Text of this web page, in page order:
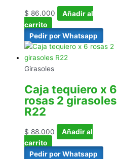
$ 86.000
Añadir al
carrito
Pedir por Whatsapp
Girasoles
Caja tequiero x 6
rosas 2 girasoles
R22
$ 88.000
Añadir al
carrito
Pedir por Whatsapp